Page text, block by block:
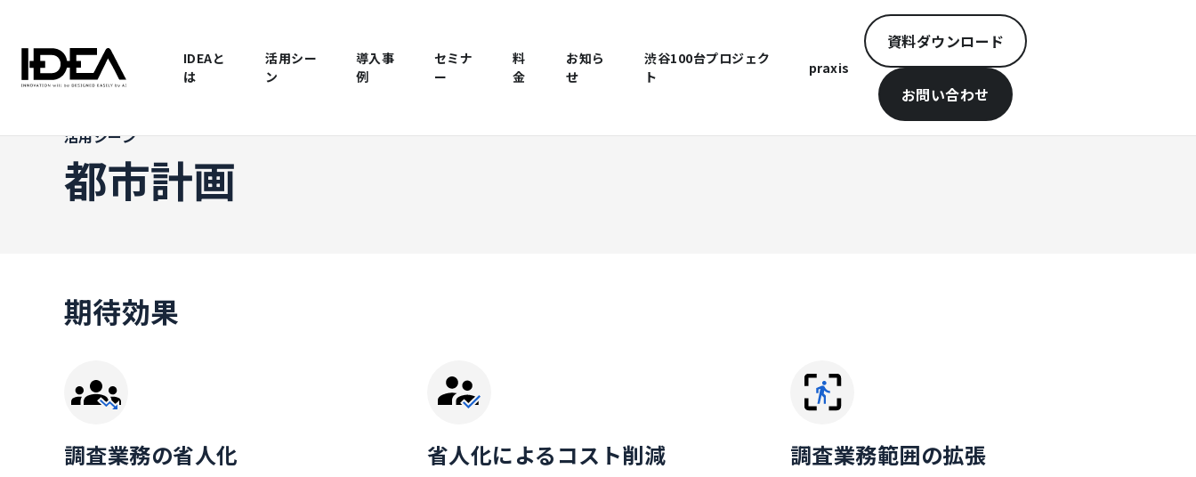
IDEAと
は
活用シー
ン
導入事
例
セミナ
ー
料
金
お知ら
せ
渋谷100台プロジェク
ト
praxis
資料ダウンロード
お問い合わせ
活用シーン
都市計画
期待効果
調査業務の省人化 省人化によるコスト削減 調査業務範囲の拡張